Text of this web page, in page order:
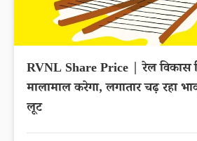
RVNL Share Price | रेल विकास
मालामाल करेगा, लगातार चढ़ रहा
लूट